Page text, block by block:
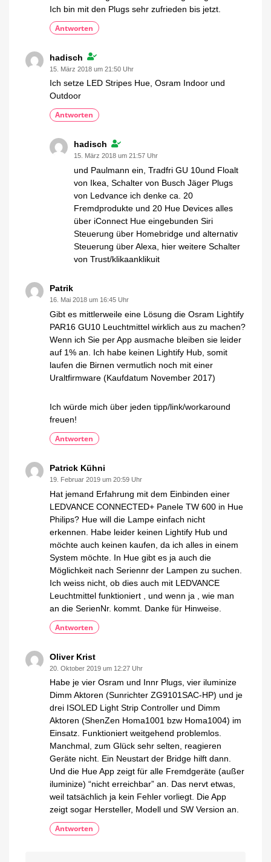
Ich bin mit den Plugs sehr zufrieden bis jetzt.
Antworten
hadisch
15. März 2018 um 21:50 Uhr
Ich setze LED Stripes Hue, Osram Indoor und
Outdoor
Antworten
hadisch
15. März 2018 um 21:57 Uhr
und Paulmann ein, Tradfri GU 10und Floalt
von Ikea, Schalter von Busch Jäger Plugs
von Ledvance ich denke ca. 20
Fremdprodukte und 20 Hue Devices alles
über iConnect Hue eingebunden Siri
Steuerung über Homebridge und alternativ
Steuerung über Alexa, hier weitere Schalter
von Trust/klikaanklikuit
Patrik
16. Mai 2018 um 16:45 Uhr
Gibt es mittlerweile eine Lösung die Osram Lightify
PAR16 GU10 Leuchtmittel wirklich aus zu machen?
Wenn ich Sie per App ausmache bleiben sie leider
auf 1% an. Ich habe keinen Lightify Hub, somit
laufen die Birnen vermutlich noch mit einer
Uraltfirmware (Kaufdatum November 2017)
Ich würde mich über jeden tipp/link/workaround
freuen!
Antworten
Patrick Kühni
19. Februar 2019 um 20:59 Uhr
Hat jemand Erfahrung mit dem Einbinden einer
LEDVANCE CONNECTED+ Panele TW 600 in Hue
Philips? Hue will die Lampe einfach nicht
erkennen. Habe leider keinen Lightify Hub und
möchte auch keinen kaufen, da ich alles in einem
System möchte. In Hue gibt es ja auch die
Möglichkeit nach Seriennr der Lampen zu suchen.
Ich weiss nicht, ob dies auch mit LEDVANCE
Leuchtmittel funktioniert , und wenn ja , wie man
an die SerienNr. kommt. Danke für Hinweise.
Antworten
Oliver Krist
20. Oktober 2019 um 12:27 Uhr
Habe je vier Osram und Innr Plugs, vier iluminize
Dimm Aktoren (Sunrichter ZG9101SAC-HP) und je
drei ISOLED Light Strip Controller und Dimm
Aktoren (ShenZen Homa1001 bzw Homa1004) im
Einsatz. Funktioniert weitgehend problemlos.
Manchmal, zum Glück sehr selten, reagieren
Geräte nicht. Ein Neustart der Bridge hilft dann.
Und die Hue App zeigt für alle Fremdgeräte (außer
iluminize) “nicht erreichbar” an. Das nervt etwas,
weil tatsächlich ja kein Fehler vorliegt. Die App
zeigt sogar Hersteller, Modell und SW Version an.
Antworten